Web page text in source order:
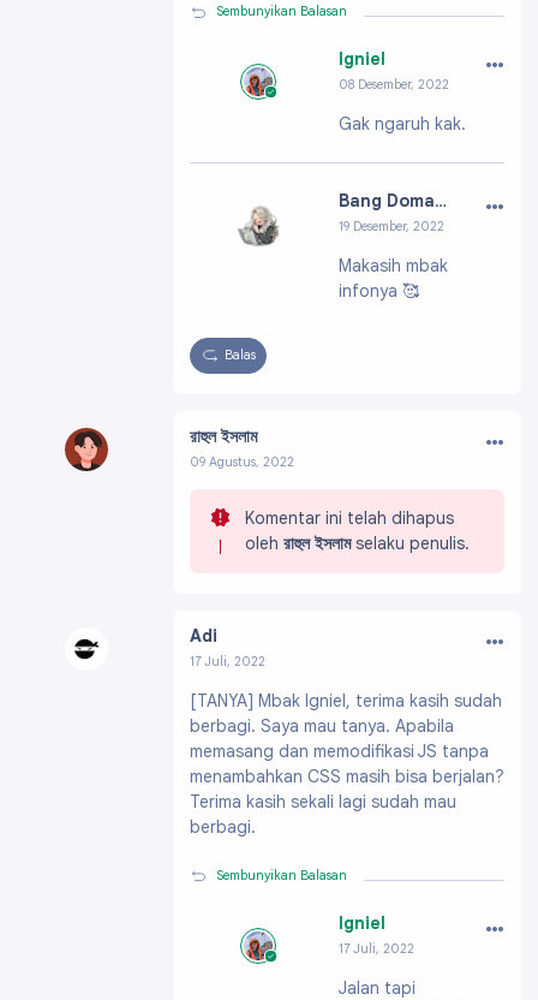
Sembunyikan Balasan
Igniel
08 Desember, 2022
w.blogger.com/pro
61896200
…
Gak ngaruh kak.
Bang Domath ID
19 Desember, 2022
w.blogger.com/pro
file/065122642221
…
Makasih mbak
infonya 🥰
Balas
রাহুল ইসলাম
09 Agustus, 2022
…
Komentar ini telah dihapus
oleh রাহুল ইসলামselaku penulis.
Adi
17 Juli, 2022
544486588776729
…
[TANYA] Mbak Igniel, terima kasih sudah
berbagi. Saya mau tanya. Apabila
memasang dan memodifikasi JS tanpa
menambahkan CSS masih bisa berjalan?
Terima kasih sekali lagi sudah mau
berbagi.
Sembunyikan Balasan
Igniel
17 Juli, 2022
w.blogger.com/pro
…
Jalan tapi